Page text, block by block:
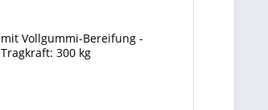
mit Vollgummi-Bereifung -
Tragkraft: 300 kg